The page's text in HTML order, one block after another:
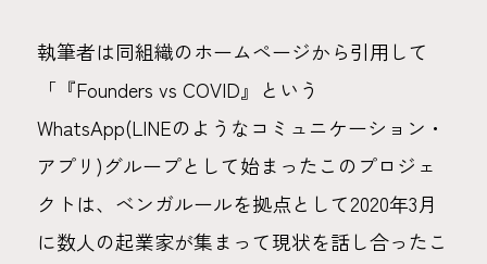
執筆者は同組織のホームページから引用して
「『Founders vs COVID』という
WhatsApp(LINEのようなコミュニケーション・
アプリ)グループとして始まったこのプロジェ
クトは、ベンガルールを拠点として2020年3月
に数人の起業家が集まって現状を話し合ったこ